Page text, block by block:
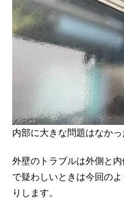
内部に大きな問題はなかっ
外壁のトラブルは外側と
で疑わしいときは今回の
りします。